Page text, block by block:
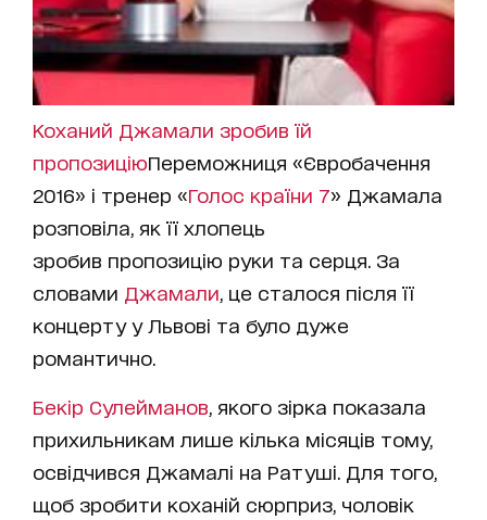
Коханий Джамали зробив їй
пропозиціюПереможниця «Євробачення
2016» і тренер «Голос країни 7» Джамала
розповіла, як її хлопець
зробив пропозицію руки та серця. За
словами Джамали , це сталося після її
концерту у Львові та було дуже
романтично.
Бекір Сулейманов , якого зірка показала
прихильникам лише кілька місяців тому,
освідчився Джамалі на Ратуші. Для того,
щоб зробити коханій сюрприз, чоловік